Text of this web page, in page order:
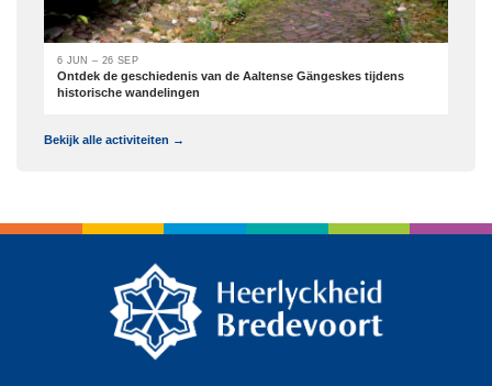
6 JUN – 26 SEP
Ontdek de geschiedenis van de Aaltense Gängeskes tijdens
historische wandelingen
Bekijk alle activiteiten →